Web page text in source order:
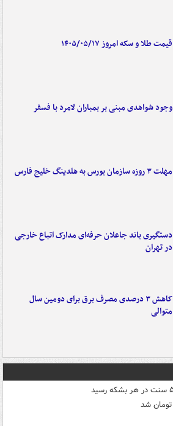
قیمت طلا و سکه امروز ۱۴۰۵/۰۵/۱۷
وجود شواهدی مبنی بر بمباران لامرد با فسفر
مهلت ۳ روزه سازمان بورس به هلدینگ خلیج فارس
دستگیری باند جاعلان حرفه‌ای مدارک اتباع خارجی
در تهران
کاهش ۳ درصدی مصرف برق برای دومین سال
متوالی